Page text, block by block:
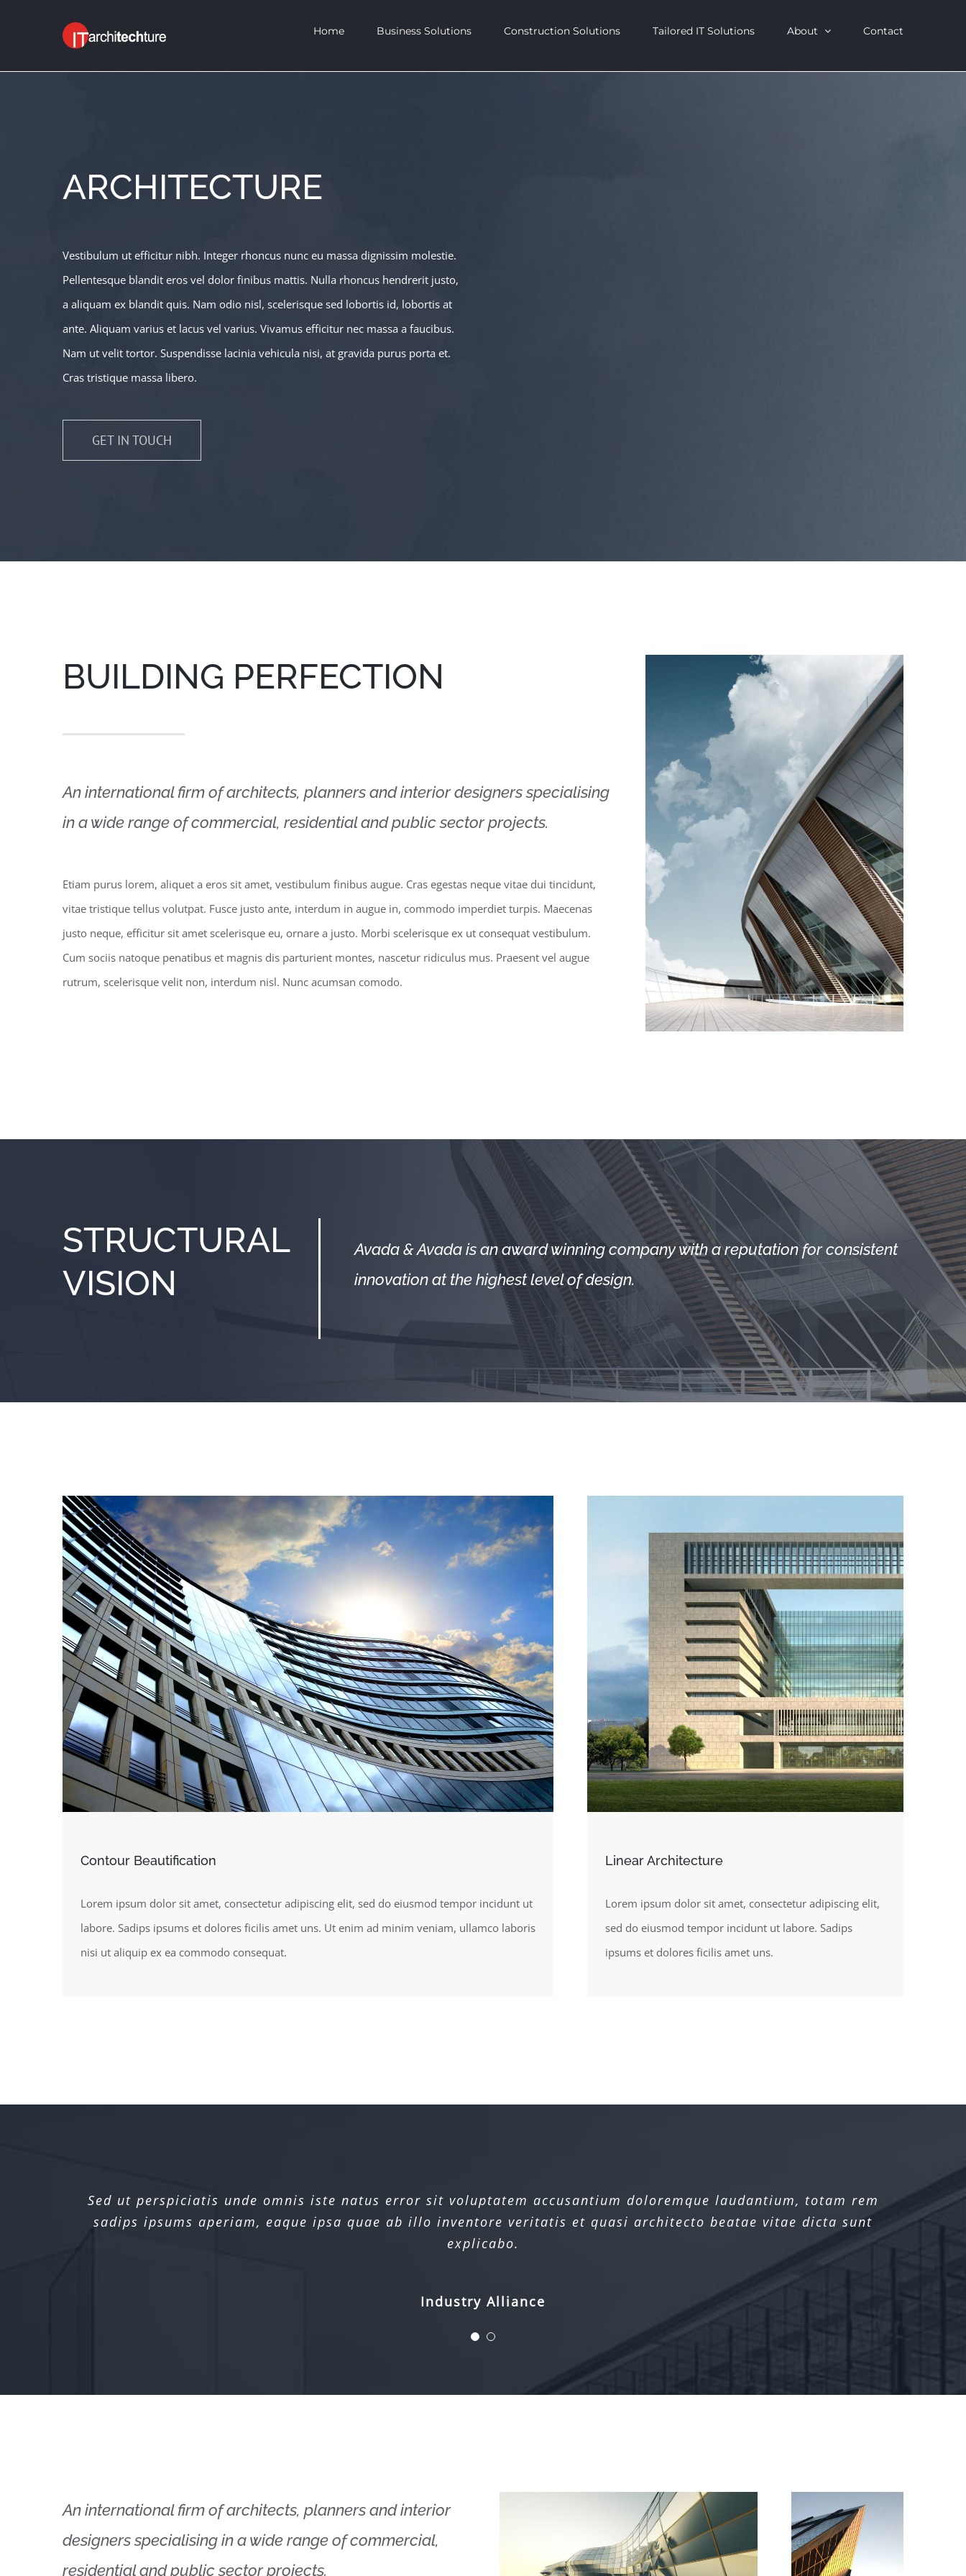
Home Business Solutions Construction Solutions Tailored IT Solutions About Contact
ARCHITECTURE
Vestibulum ut efficitur nibh. Integer rhoncus nunc eu massa dignissim molestie.
Pellentesque blandit eros vel dolor finibus mattis. Nulla rhoncus hendrerit justo,
a aliquam ex blandit quis. Nam odio nisl, scelerisque sed lobortis id, lobortis at
ante. Aliquam varius et lacus vel varius. Vivamus efficitur nec massa a faucibus.
Nam ut velit tortor. Suspendisse lacinia vehicula nisi, at gravida purus porta et.
Cras tristique massa libero.
GET IN TOUCH
BUILDING PERFECTION
An international firm of architects, planners and interior designers specialising
in a wide range of commercial, residential and public sector projects.
Etiam purus lorem, aliquet a eros sit amet, vestibulum finibus augue. Cras egestas neque vitae dui tincidunt,
vitae tristique tellus volutpat. Fusce justo ante, interdum in augue in, commodo imperdiet turpis. Maecenas
justo neque, efficitur sit amet scelerisque eu, ornare a justo. Morbi scelerisque ex ut consequat vestibulum.
Cum sociis natoque penatibus et magnis dis parturient montes, nascetur ridiculus mus. Praesent vel augue
rutrum, scelerisque velit non, interdum nisl. Nunc acumsan comodo.
STRUCTURAL
VISION
Avada & Avada is an award winning company with a reputation for consistent
innovation at the highest level of design.
Contour Beautification
Lorem ipsum dolor sit amet, consectetur adipiscing elit, sed do eiusmod tempor incidunt ut
labore. Sadips ipsums et dolores ficilis amet uns. Ut enim ad minim veniam, ullamco laboris
nisi ut aliquip ex ea commodo consequat.
Linear Architecture
Lorem ipsum dolor sit amet, consectetur adipiscing elit,
sed do eiusmod tempor incidunt ut labore. Sadips
ipsums et dolores ficilis amet uns.
Sed ut perspiciatis unde omnis iste natus error sit voluptatem accusantium doloremque laudantium, totam rem
sadips ipsums aperiam, eaque ipsa quae ab illo inventore veritatis et quasi architecto beatae vitae dicta sunt
explicabo.
Industry Alliance
Sed ut perspiciatis unde omnis iste natus error sit voluptatem accusantium doloremque laudantium, totam rem
sadips ipsums aperiam, eaque ipsa quae ab illo inventore veritatis et quasi architecto beatae vitae dicta sunt
explicabo.
Xtra Technologies
An international firm of architects, planners and interior
designers specialising in a wide range of commercial,
residential and public sector projects.